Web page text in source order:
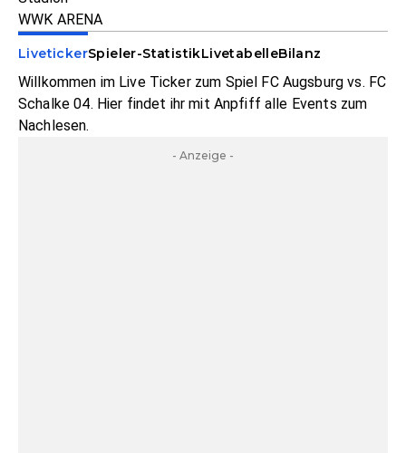
WWK ARENA
LivetickerSpieler-StatistikLivetabelleBilanz
Willkommen im Live Ticker zum Spiel FC Augsburg vs. FC
Schalke 04. Hier findet ihr mit Anpfiff alle Events zum
Nachlesen.
- Anzeige -